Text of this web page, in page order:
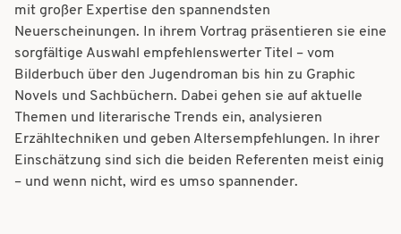
mit großer Expertise den spannendsten
Neuerscheinungen. In ihrem Vortrag präsentieren sie eine
sorgfältige Auswahl empfehlenswerter Titel – vom
Bilderbuch über den Jugendroman bis hin zu Graphic
Novels und Sachbüchern. Dabei gehen sie auf aktuelle
Themen und literarische Trends ein, analysieren
Erzähltechniken und geben Altersempfehlungen. In ihrer
Einschätzung sind sich die beiden Referenten meist einig
– und wenn nicht, wird es umso spannender.